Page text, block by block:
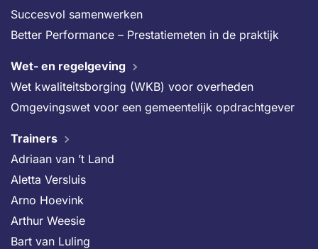
Succesvol samenwerken
Better Performance – Prestatiemeten in de praktijk
Wet- en regelgeving
Wet kwaliteitsborging (WKB) voor overheden
Omgevingswet voor een gemeentelijk opdrachtgever
Trainers
Adriaan van ’t Land
Aletta Versluis
Arno Hoevink
Arthur Weesie
Bart van Luling